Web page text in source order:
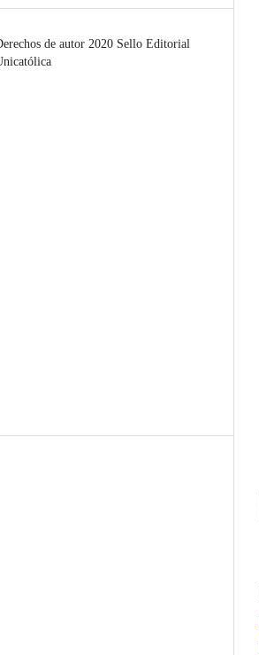
de autor 2020 Sello Editorial